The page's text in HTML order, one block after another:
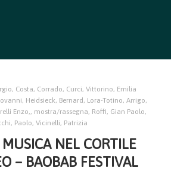
, Costa, Corrado, Curci, Vittorino, Emilia
, Heidsieck, Bernard, Lora-Totino, Arrigo,
Enzo,, mostra/rassegna, Roffi, Gian Paolo,
Paolo, Vicinelli, Patrizia
MUSICA NEL CORTILE
– BAOBAB FESTIVAL